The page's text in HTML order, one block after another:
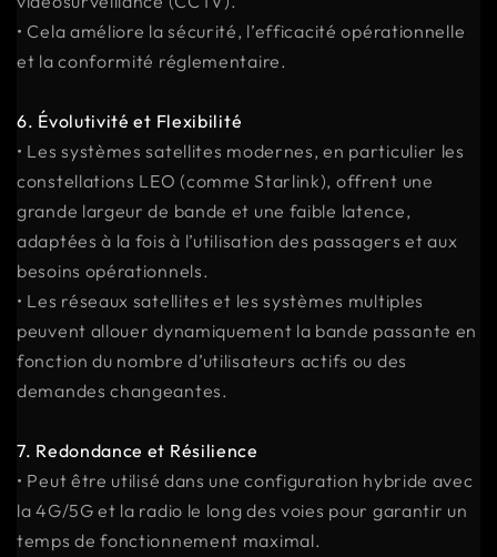
• Cela améliore la sécurité, l’efficacité opérationnelle
et la conformité réglementaire.
6. Évolutivité et Flexibilité
• Les systèmes satellites modernes, en particulier les
constellations LEO (comme Starlink), offrent une
grande largeur de bande et une faible latence,
adaptées à la fois à l’utilisation des passagers et aux
besoins opérationnels.
• Les réseaux satellites et les systèmes multiples
peuvent allouer dynamiquement la bande passante en
fonction du nombre d’utilisateurs actifs ou des
demandes changeantes.
7. Redondance et Résilience
• Peut être utilisé dans une configuration hybride avec
la 4G/5G et la radio le long des voies pour garantir un
temps de fonctionnement maximal.